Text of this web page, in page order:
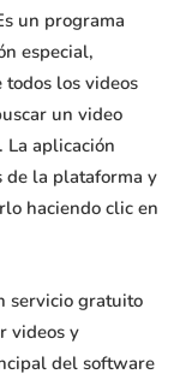
un programa
especial,
los videos
un video
La aplicación
de la plataforma y
haciendo clic en
servicio gratuito
videos y
del software